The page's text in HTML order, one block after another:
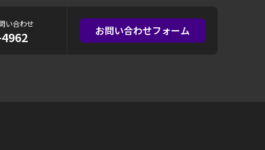
い合わせ お問い合わせフォーム